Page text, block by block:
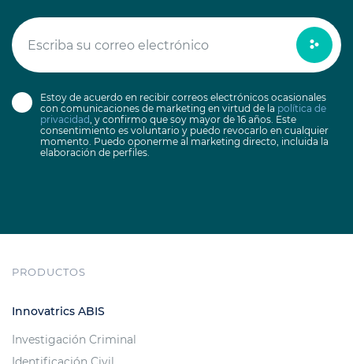
Estoy de acuerdo en recibir correos electrónicos ocasionales
con comunicaciones de marketing en virtud de la política de
privacidad, y confirmo que soy mayor de 16 años. Este
consentimiento es voluntario y puedo revocarlo en cualquier
momento. Puedo oponerme al marketing directo, incluida la
elaboración de perfiles.
PRODUCTOS
Innovatrics ABIS
Investigación Criminal